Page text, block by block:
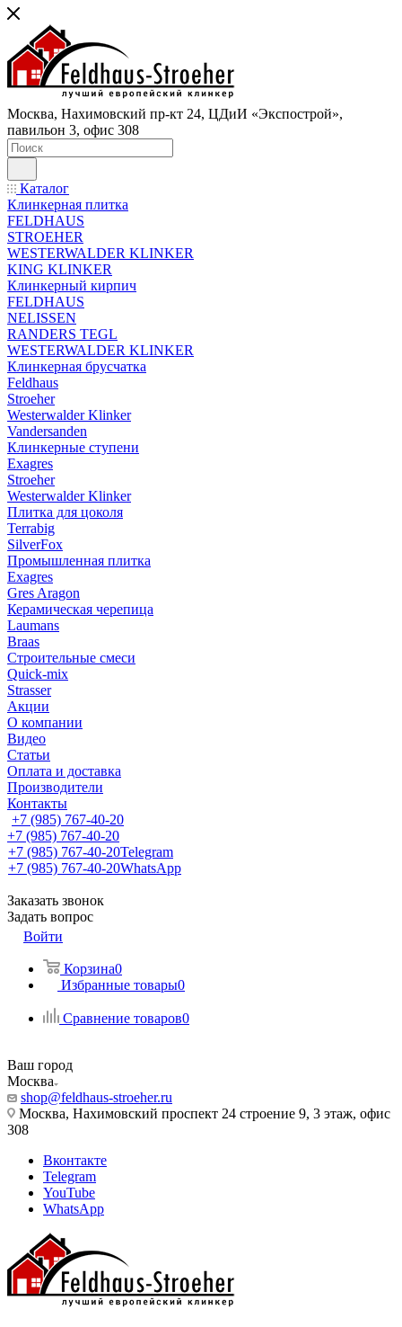
Москва, Нахимовский пр-кт 24, ЦДиИ «Экспострой»,
павильон 3, офис 308
Каталог
Клинкерная плитка
FELDHAUS
STROEHER
WESTERWALDER KLINKER
KING KLINKER
Клинкерный кирпич
FELDHAUS
NELISSEN
RANDERS TEGL
WESTERWALDER KLINKER
Клинкерная брусчатка
Feldhaus
Stroeher
Westerwalder Klinker
Vandersanden
Клинкерные ступени
Exagres
Stroeher
Westerwalder Klinker
Плитка для цоколя
Terrabig
SilverFox
Промышленная плитка
Exagres
Gres Aragon
Керамическая черепица
Laumans
Braas
Строительные смеси
Quick-mix
Strasser
Акции
О компании
Видео
Статьи
Оплата и доставка
Производители
Контакты
+7 (985) 767-40-20
+7 (985) 767-40-20
+7 (985) 767-40-20Telegram
+7 (985) 767-40-20WhatsApp
Заказать звонок
Задать вопрос
Войти
Корзина0
Избранные товары0
Сравнение товаров0
Ваш город
Москва
shop@feldhaus-stroeher.ru
Москва, Нахимовский проспект 24 строение 9, 3 этаж, офис
308
Вконтакте
Telegram
YouTube
WhatsApp